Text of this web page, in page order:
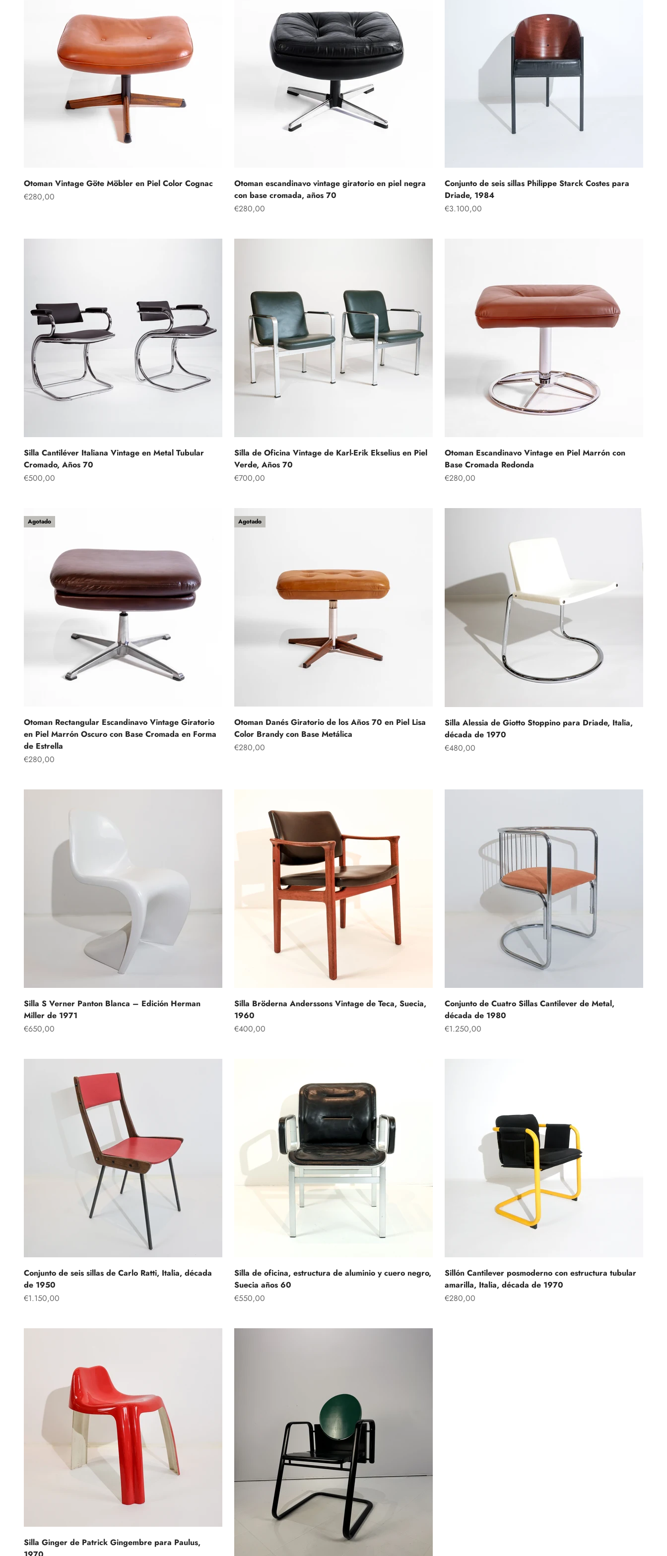
Otoman Vintage Göte Möbler en Piel Color Cognac
Precio de oferta
€280,00
Otoman escandinavo vintage giratorio en piel negra
con base cromada, años 70
Precio de oferta
€280,00
Conjunto de seis sillas Philippe Starck Costes para
Driade, 1984
Precio de oferta
€3.100,00
Silla Cantiléver Italiana Vintage en Metal Tubular
Cromado, Años 70
Precio de oferta
€500,00
Silla de Oficina Vintage de Karl-Erik Ekselius en Piel
Verde, Años 70
Precio de oferta
€700,00
Otoman Escandinavo Vintage en Piel Marrón con
Base Cromada Redonda
Precio de oferta
€280,00
Agotado
Otoman Rectangular Escandinavo Vintage Giratorio
en Piel Marrón Oscuro con Base Cromada en Forma
de Estrella
Precio de oferta
€280,00
Agotado
Otoman Danés Giratorio de los Años 70 en Piel Lisa
Color Brandy con Base Metálica
Precio de oferta
€280,00
Silla Alessia de Giotto Stoppino para Driade, Italia,
década de 1970
Precio de oferta
€480,00
Silla S Verner Panton Blanca – Edición Herman
Miller de 1971
Precio de oferta
€650,00
Silla Bröderna Anderssons Vintage de Teca, Suecia,
1960
Precio de oferta
€400,00
Conjunto de Cuatro Sillas Cantilever de Metal,
década de 1980
Precio de oferta
€1.250,00
Conjunto de seis sillas de Carlo Ratti, Italia, década
de 1950
Precio de oferta
€1.150,00
Silla de oficina, estructura de aluminio y cuero negro,
Suecia años 60
Precio de oferta
€550,00
Sillón Cantilever posmoderno con estructura tubular
amarilla, Italia, década de 1970
Precio de oferta
€280,00
Silla Ginger de Patrick Gingembre para Paulus,